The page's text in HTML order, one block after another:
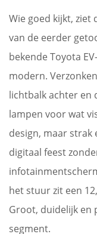
Wie goed kijkt, ziet
van de eerder
bekende Toyota
modern.
lichtbalk achter en
lampen voor wat
design, maar strak
digitaal feest
het stuur zit een
Groot, duidelijk en
segment.